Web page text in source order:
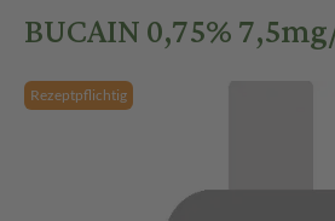
BUCAIN 0,75%
Rezeptpflichtig